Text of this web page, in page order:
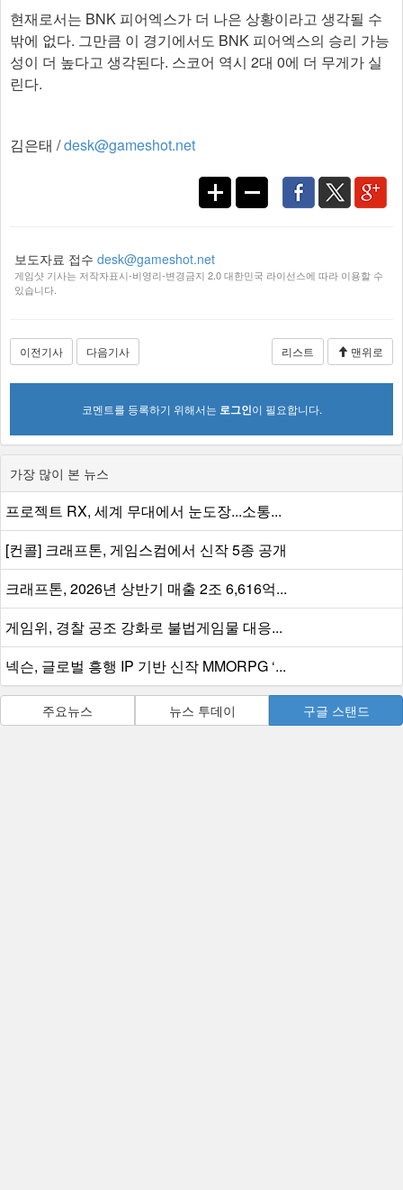
현재로서는 BNK 피어엑스가 더 나은 상황이라고 생각될 수
밖에 없다. 그만큼 이 경기에서도 BNK 피어엑스의 승리 가능
성이 더 높다고 생각된다. 스코어 역시 2대 0에 더 무게가 실
린다.
김은태 /desk@gameshot.net
보도자료 접수 desk@gameshot.net
게임샷 기사는 저작자표시-비영리-변경금지 2.0 대한민국 라이선스에 따라 이용할 수
있습니다.
이전기사 다음기사 리스트 맨위로
코멘트를 등록하기 위해서는 로그인이 필요합니다.
가장 많이 본 뉴스
프로젝트 RX, 세계 무대에서 눈도장...소통...
[컨콜] 크래프톤, 게임스컴에서 신작 5종 공개
크래프톤, 2026년 상반기 매출 2조 6,616억...
게임위, 경찰 공조 강화로 불법게임물 대응...
넥슨, 글로벌 흥행 IP 기반 신작 MMORPG ‘...
주요뉴스 뉴스 투데이 구글 스탠드